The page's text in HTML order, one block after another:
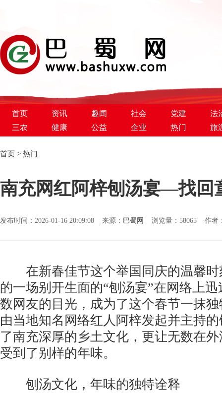
首页 资讯 趣闻 社会 党建
法
三农
健康 公益 企业 热门 旅
首页 > 热门
南充网红阿梓刨汤宴—找回
发布时间：2026-01-16 20:09:08 来源： 巴蜀网 浏览量： 58065 作者
在新春佳节这个举国同庆的温馨时
的一场别开生面的“刨汤宴”在网络上
数网友的目光，成为了这个春节一抹
由当地知名网络红人阿梓发起并主持
了南充深厚的乡土文化，更让无数在
受到了别样的年味。
刨汤文化，年味的独特诠释